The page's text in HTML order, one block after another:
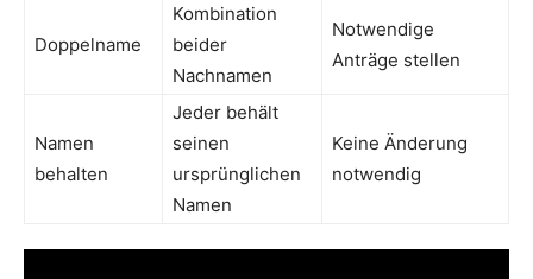
Doppelname
Kombination
beider
Nachnamen
Notwendige
Anträge stellen
Namen
behalten
Jeder behält
seinen
ursprünglichen
Namen
Keine Änderung
notwendig